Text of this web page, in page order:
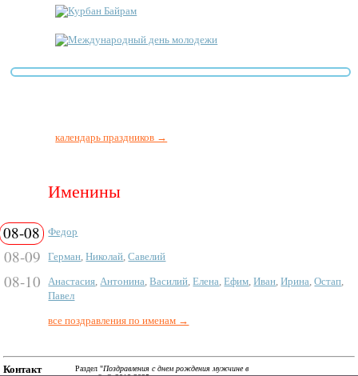
Курбан Байрам
Международный день молодежи
календарь праздников →
Именины
08-08 Федор
08-09 Герман ,Николай ,Савелий
08-10 Анастасия Антонина ,Василий ,Елена ,Ефим ,Иван ,Ирина ,Остап
Павел
все поздравления по именам →
Контакт
Раздел "Поздравления с днем рождения мужчине в